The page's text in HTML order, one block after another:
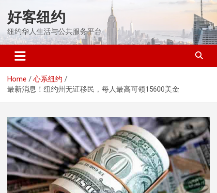
content
好客纽约
纽约华人生活与公共服务平台
Home
心系纽约
最新消息！纽约州无证移民，每人最高可领15600美金